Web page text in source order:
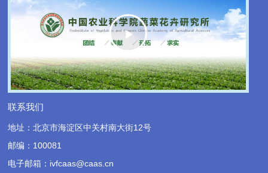
Play
Video
联系我们
地址：北京市海淀区中关村南大街12号
邮编：100081
电子邮箱：ivfcaas@caas.cn